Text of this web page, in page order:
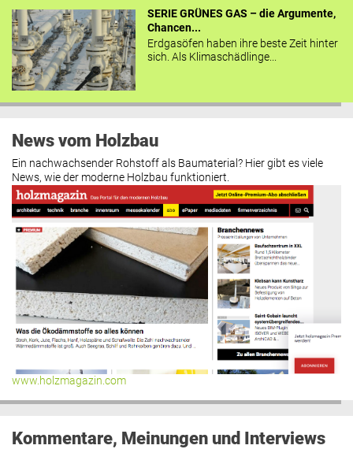
SERIE GRÜNES GAS – die Argumente,
Chancen...
Erdgasöfen haben ihre beste Zeit hinter
sich. Als Klimaschädlinge...
News vom Holzbau
Ein nachwachsender Rohstoff als Baumaterial? Hier gibt es viele
News, wie der moderne Holzbau funktioniert.
www.holzmagazin.com
Kommentare, Meinungen und Interviews